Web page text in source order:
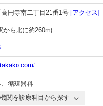
円寺南二丁目21番1号 [アクセス]
から北に約260m)
、 循環器科
関を診療科目から探す